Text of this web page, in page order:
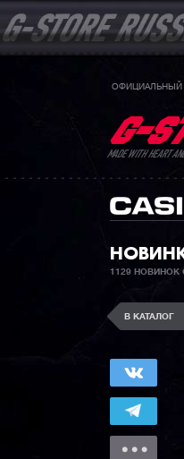
ОФИЦИАЛЬНЫЙ
MADE WITH HEART
1129 НОВИНОК
В КАТАЛОГ